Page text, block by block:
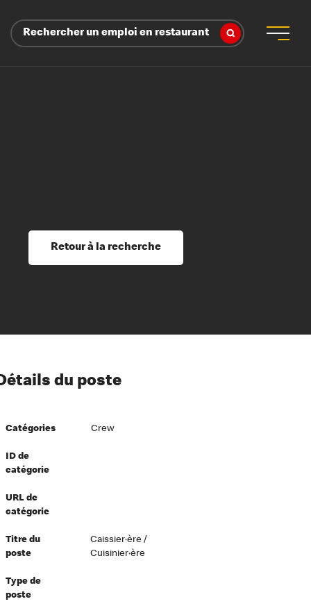
Rechercher un emploi en restaurant
et perfectionnement
du savoir
à l’égard de nos employés
directeurs
équité et inclusion
au travail
Retour à la recherche
du poste
Catégories Crew
ID de
catégorie
URL de
catégorie
Titre du
poste
Caissier·ère /
Cuisinier·ère
Type de
poste